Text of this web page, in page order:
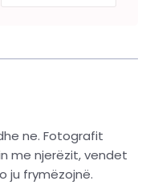
ne. Fotografit
me njerëzit, vendet
ju frymëzojnë.